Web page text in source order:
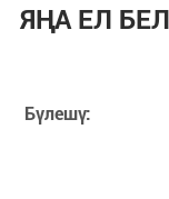
ЯҢА ЕЛ
Бүлешү: